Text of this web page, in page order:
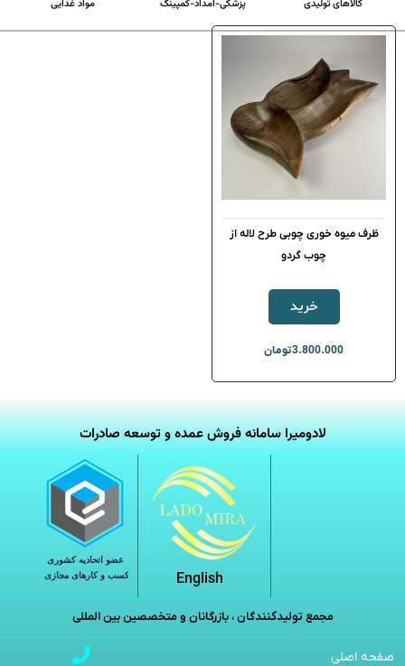
کالاهای تولیدی پزشکی-امداد-کمپینگ مواد غذایی
ظرف میوه خوری چوبی طرح لاله از
چوب گردو
خرید
3.800.000تومان
لادومیرا سامانه فروش عمده و توسعه صادرات
English
مجمع تولیدکنندگان ، بازرگانان و متخصصین بین المللی
صفحه اصلی